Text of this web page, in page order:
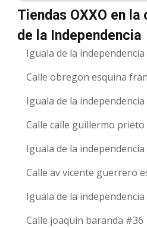
Tiendas OXXO en la
de la Independencia
Iguala de la independencia
Calle obregon esquina
Iguala de la independencia
Calle calle guillermo
Iguala de la independencia
Calle av vicente guerrero
Iguala de la independencia
Calle joaquin baranda #36